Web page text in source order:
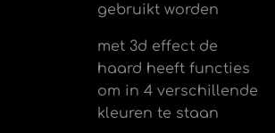
gebruikt worden
met 3d effect de
haard heeft functies
om in 4 verschillende
kleuren te staan